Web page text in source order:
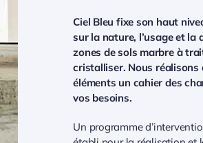
Ciel Bleu fixe son haut
sur la nature, l’usage et la
zones de sols marbre à
cristalliser. Nous réalisons
éléments un cahier des
vos besoins.
Un programme